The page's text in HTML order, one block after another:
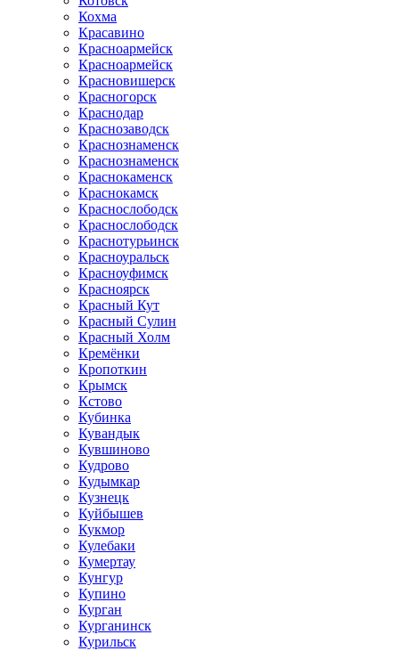
Кохма
Красавино
Красноармейск
Красноармейск
Красновишерск
Красногорск
Краснодар
Краснозаводск
Краснознаменск
Краснознаменск
Краснокаменск
Краснокамск
Краснослободск
Краснослободск
Краснотурьинск
Красноуральск
Красноуфимск
Красноярск
Красный Кут
Красный Сулин
Красный Холм
Кремёнки
Кропоткин
Крымск
Кстово
Кубинка
Кувандык
Кувшиново
Кудрово
Кудымкар
Кузнецк
Куйбышев
Кукмор
Кулебаки
Кумертау
Кунгур
Купино
Курган
Курганинск
Курильск